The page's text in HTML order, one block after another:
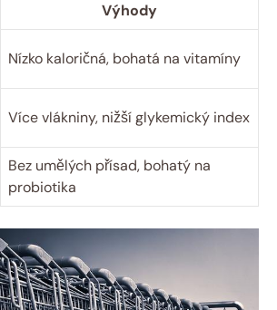
Výhody
Nízko kaloričná, bohatá na vitamíny
Více vlákniny, nižší glykemický index
Bez umělých přísad, bohatý na
probiotika